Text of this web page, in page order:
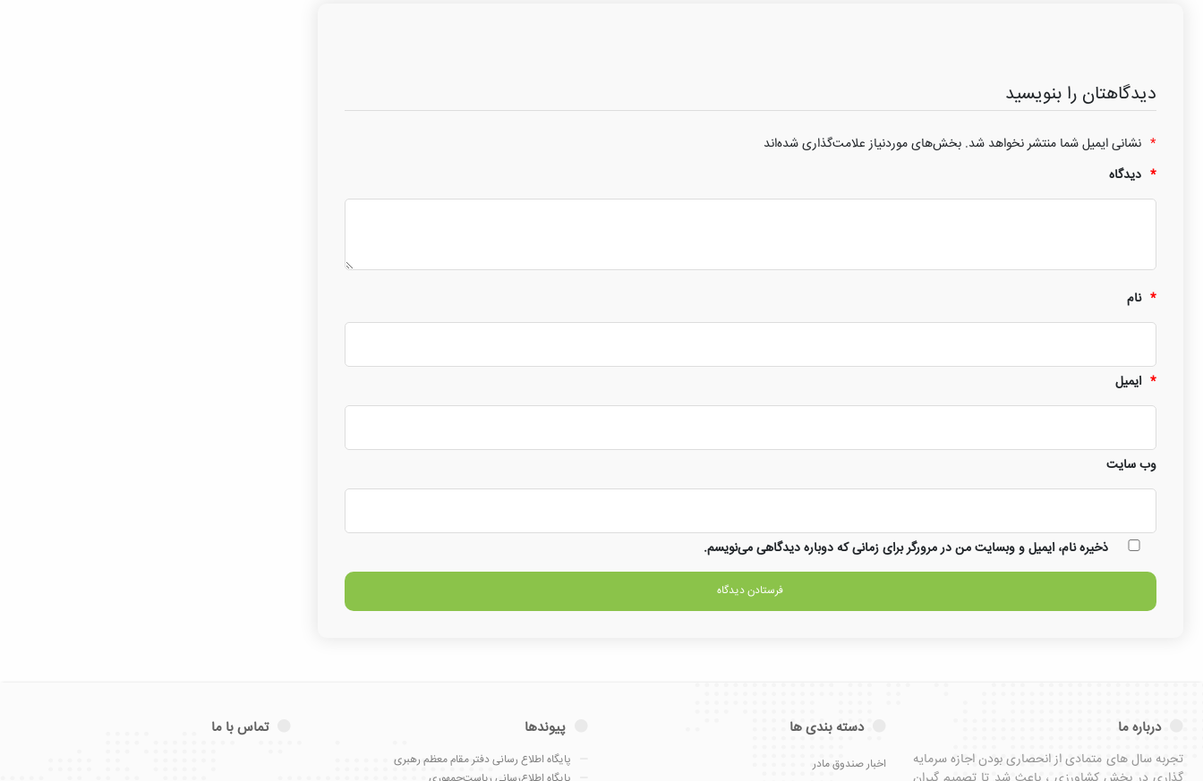
دیدگاهتان را بنویسید
نشانی ایمیل شما منتشر نخواهد شد. بخش‌های موردنیاز علامت‌گذاری شده‌اند
*
دیدگاه *
نام *
ایمیل *
وب‌ سایت
ذخیره نام، ایمیل و وبسایت من در مرورگر برای زمانی که دوباره دیدگاهی می‌نویسم.
درباره ما
تجربه سال های متمادی از انحصاری بودن اجازه سرمایه
دسته بندی ها
اخبار صندوق مادر
پیوندها
پایگاه اطلاع رسانی دفتر مقام معظم رهبری
تماس با ما